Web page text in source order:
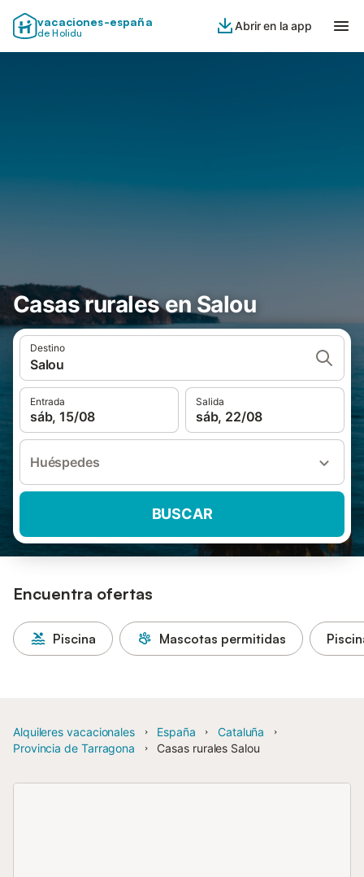
vacaciones-españa
de Holidu
Abrir en la app
Casas rurales en Salou
Destino
Salou
Entrada
sáb, 15/08
Salida
sáb, 22/08
Huéspedes
BUSCAR
Encuentra ofertas
Piscina Mascotas permitidas
Alquileres vacacionales España
Cataluña
Provincia de Tarragona
Casas rurales Salou